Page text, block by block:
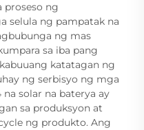
proseso ng
selula ng pampatak na
ng mas
sa iba pang
katatagan ng
ng serbisyo ng mga
solar na baterya ay
sa produksyon at
ng produkto. Ang